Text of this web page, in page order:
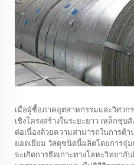
เมื่อผู้ซื้อภาคอุตสาหกรรมและวิศวก
เชิงโครงสร้างในระยะยาว เหล็กชุบ
ต่อเนื่องด้วยความสามารถในการต้
ยอดเยี่ยม วัสดุชนิดนี้ผลิตโดยการจุ่ม
จะเกิดการยึดเกาะทางโลหะวิทยา